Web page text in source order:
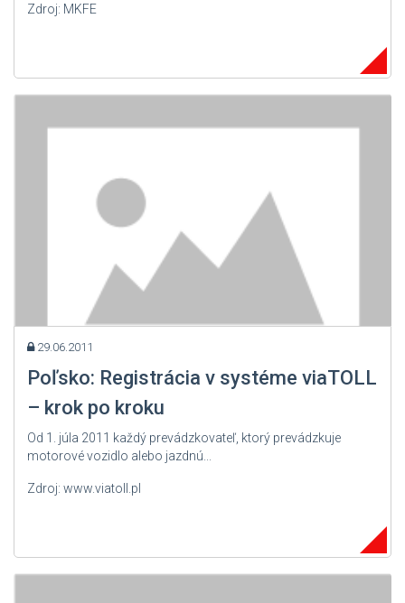
Zdroj: MKFE
29.06.2011
Poľsko: Registrácia v systéme viaTOLL
– krok po kroku
Od 1. júla 2011 každý prevádzkovateľ, ktorý prevádzkuje
motorové vozidlo alebo jazdnú...
Zdroj: www.viatoll.pl